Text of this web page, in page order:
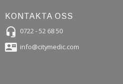
KONTAKTA OSS
headset_mic 0722 - 52 68 50
contact_mail info@citymedic.com